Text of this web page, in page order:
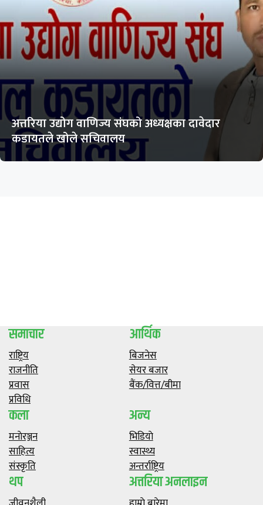
अत्तरिया उद्योग वाणिज्य संघको अध्यक्षका दावेदार
कडायतले खोले सचिवालय
समाचार
राष्ट्रिय
राजनीति
प्रवास
प्रविधि
आर्थिक
बिजनेस
सेयर बजार
बैंक/वित्त/बीमा
कला
मनाेरञ्जन
साहित्य
संस्कृति
अन्य
भिडियाे
स्वास्थ्य
अन्तर्राष्ट्रिय
थप अत्तरिया अनलाइन